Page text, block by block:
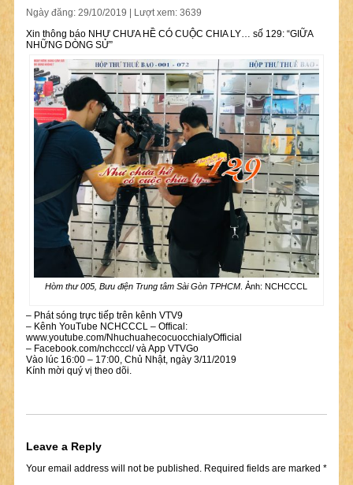
Ngày đăng: 29/10/2019 | Lượt xem: 3639
Xin thông báo NHƯ CHƯA HỀ CÓ CUỘC CHIA LY… số 129: “GIỮA
NHỮNG DÒNG SỬ”
Hòm thư 005, Bưu điện Trung tâm Sài Gòn TPHCM . Ảnh: NCHCCCL
– Phát sóng trực tiếp trên kênh VTV9
– Kênh YouTube NCHCCCL – Offical:
www.youtube.com/NhuchuahecocuocchialyOfficial
– Facebook.com/nchcccl/ và App VTVGo
Vào lúc 16:00 – 17:00, Chủ Nhật, ngày 3/11/2019
Kính mời quý vị theo dõi.
Leave a Reply
Your email address will not be published. Required fields are marked *